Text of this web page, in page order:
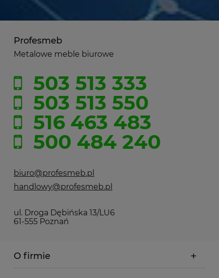
Profesmeb
Metalowe meble biurowe
503 513 333
503 513 550
516 463 483
500 484 240
biuro@profesmeb.pl
handlowy@profesmeb.pl
ul. Droga Dębińska 13/LU6
61-555 Poznań
O firmie